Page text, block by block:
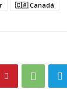
🇨🇦 Canadá